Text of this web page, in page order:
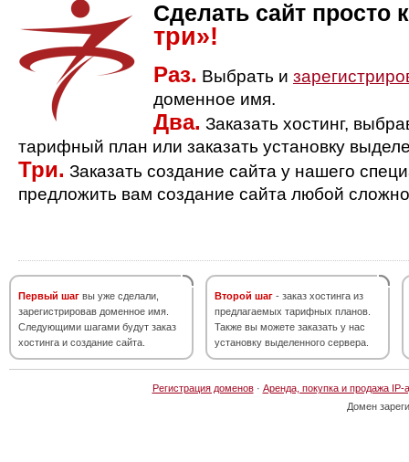
Сделать сайт просто
три»!
Раз. Выбрать и
доменное имя.
Два. Заказать хостинг,
тарифный план или заказать установку
Три. Заказать создание сайта у нашего
предложить вам создание сайта любой
Первый шаг вы уже сделали,
зарегистрировав доменное имя.
Следующими шагами будут заказ
хостинга и создание сайта.
Второй шаг - заказ хостинга из
предлагаемых тарифных планов.
Также вы можете заказать у нас
установку выделенного сервера.
Регистрация доменов· Аренда, покупка и продажа IP-
Домен